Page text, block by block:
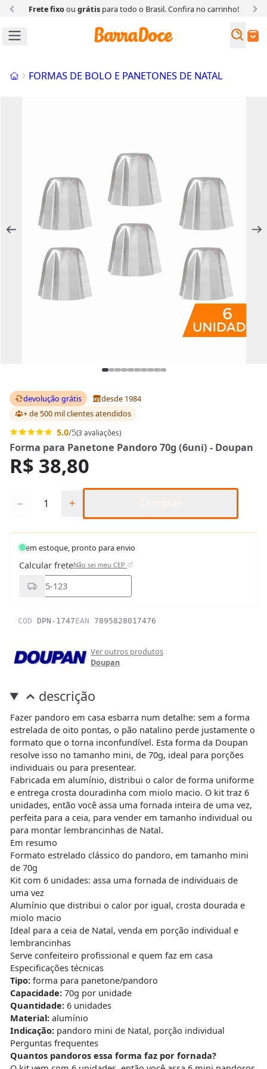
Frete fixoou grátispara todo o Brasil. Confira no carrinho!
Buscar
InícioFORMAS DE BOLO E PANETONES DE NATAL
devolução grátis
desde 1984
+ de 500 mil clientesatendidos
5.0/5(3 avaliações)
Forma para Panetone Pandoro 70g (6uni) - Doupan
R$ 38,80
− +
em estoque, pronto para envio
Calcular freteNão sei meu CEP
COD DPN-1747EAN 7895828017476
Ver outros produtos
Doupan
descrição
Fazer pandoro em casa esbarra num detalhe: sem a forma
estrelada de oito pontas, o pão natalino perde justamente o
formato que o torna inconfundível. Esta forma da Doupan
resolve isso no tamanho mini, de 70g, ideal para porções
individuais ou para presentear.
Fabricada em alumínio, distribui o calor de forma uniforme
e entrega crosta douradinha com miolo macio. O kit traz 6
unidades, então você assa uma fornada inteira de uma vez,
perfeita para a ceia, para vender em tamanho individual ou
para montar lembrancinhas de Natal.
Em resumo
Formato estrelado clássico do pandoro, em tamanho mini
de 70g
Kit com 6 unidades: assa uma fornada de individuais de
uma vez
Alumínio que distribui o calor por igual, crosta dourada e
miolo macio
Ideal para a ceia de Natal, venda em porção individual e
lembrancinhas
Serve confeiteiro profissional e quem faz em casa
Especificações técnicas
Tipo:forma para panetone/pandoro
Capacidade:70g por unidade
Quantidade:6 unidades
Material:alumínio
Indicação:pandoro mini de Natal, porção individual
Perguntas frequentes
Quantos pandoros essa forma faz por fornada?